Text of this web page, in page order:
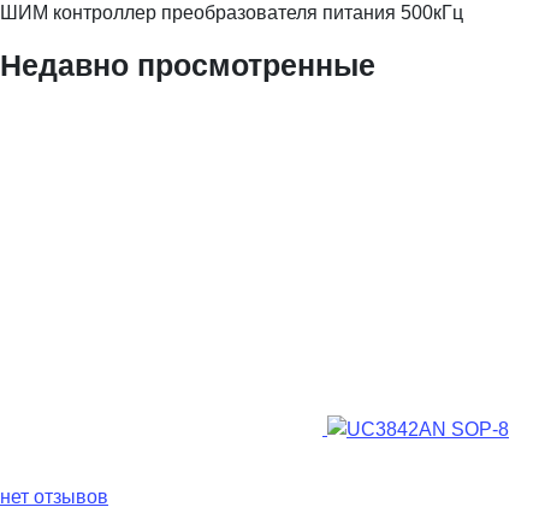
ШИМ контроллер преобразователя питания 500кГц
Недавно просмотренные
нет отзывов